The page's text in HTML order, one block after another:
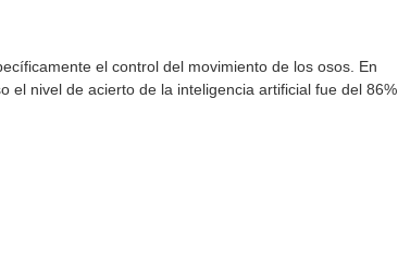
el control del movimiento de los osos. En
nivel de acierto de la inteligencia artificial fue del 86%.